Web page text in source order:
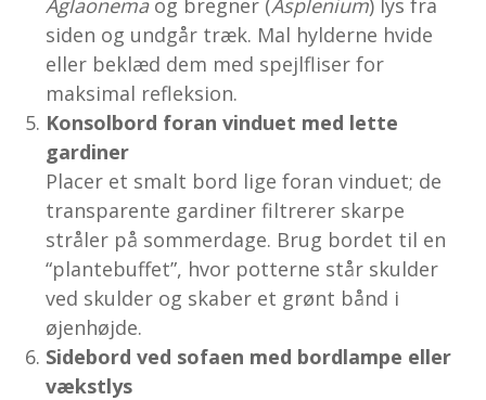
siden og undgår træk. Mal hylderne hvide
eller beklæd dem med spejlfliser for
maksimal refleksion.
Konsolbord foran vinduet med lette
gardiner
Placer et smalt bord lige foran vinduet; de
transparente gardiner filtrerer skarpe
stråler på sommerdage. Brug bordet til en
“plantebuffet”, hvor potterne står skulder
ved skulder og skaber et grønt bånd i
øjenhøjde.
Sidebord ved sofaen med bordlampe eller
vækstlys